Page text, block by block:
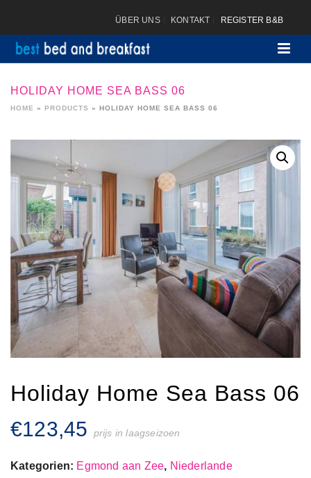
ÜBER UNS KONTAKT REGISTER B&B
HOLIDAY HOME SEA BASS 06
HOME » PRODUCTS » HOLIDAY HOME SEA BASS 06
Holiday Home Sea Bass 06
€123,45 prijs in laagseizoen
Kategorien: Egmond aan Zee, Niederlande